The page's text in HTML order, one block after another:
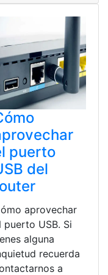
puerto
del
aprovechar
puerto USB. Si
alguna
recuerda
a